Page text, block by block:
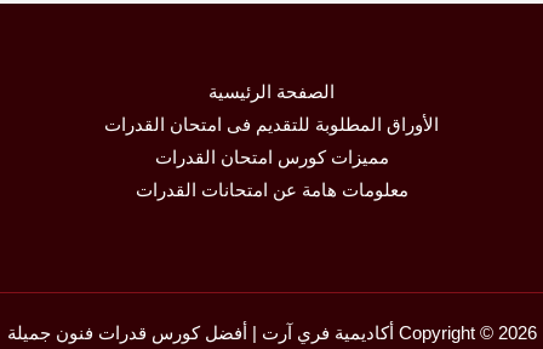
الصفحة الرئيسية
الأوراق المطلوبة للتقديم فى امتحان القدرات
مميزات كورس امتحان القدرات
معلومات هامة عن امتحانات القدرات
Copyright © 2026 أكاديمية فري آرت | أفضل كورس قدرات فنون جميلة